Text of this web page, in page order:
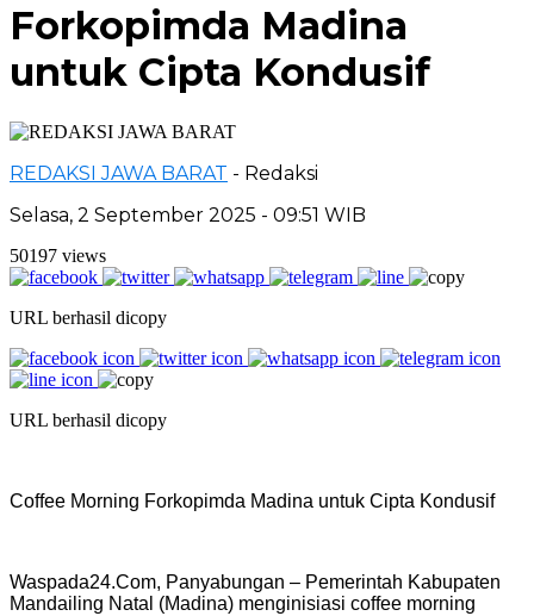
Forkopimda Madina
untuk Cipta Kondusif
REDAKSI JAWA BARAT - Redaksi
Selasa, 2 September 2025 - 09:51 WIB
50197 views
URL berhasil dicopy
URL berhasil dicopy
Coffee Morning Forkopimda Madina untuk Cipta Kondusif
Waspada24.Com, Panyabungan – Pemerintah Kabupaten
Mandailing Natal (Madina) menginisiasi coffee morning